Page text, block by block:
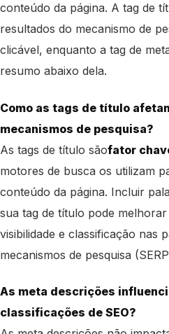
conteúdo da página. A tag de
resultados do mecanismo de
clicável, enquanto a tag de
resumo abaixo dela.
Como as tags de título
mecanismos de pesquisa?
As tags de título sãofator
motores de busca os utilizam
conteúdo da página. Incluir
sua tag de título pode
visibilidade e classificação nas
mecanismos de pesquisa
As meta descrições
classificações de SEO?